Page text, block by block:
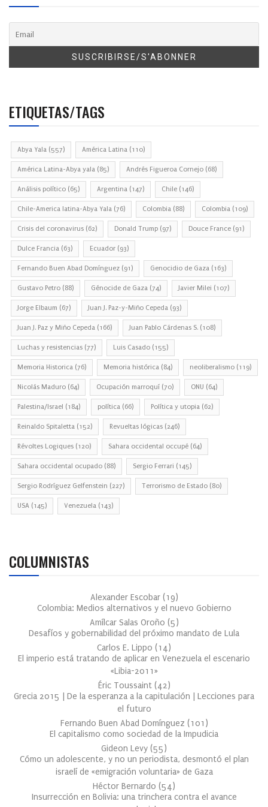
ETIQUETAS/TAGS
Abya Yala (557) América Latina (110)
América Latina-Abya yala (85) Andrés Figueroa Cornejo (68)
Análisis político (65) Argentina (147) Chile (146)
Chile-America latina-Abya Yala (76) Colombia (88) Colombia (109)
Crisis del coronavirus (62) Donald Trump (97) Douce France (91)
Dulce Francia (63) Ecuador (93)
Fernando Buen Abad Domínguez (91) Genocidio de Gaza (163)
Gustavo Petro (88) Génocide de Gaza (74) Javier Milei (107)
Jorge Elbaum (67) Juan J. Paz-y-Miño Cepeda (93)
Juan J. Paz y Miño Cepeda (166) Juan Pablo Cárdenas S. (108)
Luchas y resistencias (77) Luis Casado (155)
Memoria Historica (76) Memoria histórica (84) neoliberalismo (119)
Nicolás Maduro (64) Ocupación marroquí (70) ONU (64)
Palestina/Israel (184) política (66) Política y utopia (62)
Reinaldo Spitaletta (152) Revueltas lógicas (246)
Révoltes Logiques (120) Sahara occidental occupé (64)
Sahara occidental ocupado (88) Sergio Ferrari (145)
Sergio Rodríguez Gelfenstein (227) Terrorismo de Estado (80)
USA (145) Venezuela (143)
COLUMNISTAS
Alexander Escobar (19)
Colombia: Medios alternativos y el nuevo Gobierno
Amílcar Salas Oroño (5)
Desafíos y gobernabilidad del próximo mandato de Lula
Carlos E. Lippo (14)
El imperio está tratando de aplicar en Venezuela el escenario
«Libia-2011»
Éric Toussaint (42)
Grecia 2015 | De la esperanza a la capitulación | Lecciones para
el futuro
Fernando Buen Abad Domínguez (101 )
El capitalismo como sociedad de la Impudicia
Gideon Levy (55)
Cómo un adolescente, y no un periodista, desmontó el plan
israelí de «emigración voluntaria» de Gaza
Héctor Bernardo (54)
Insurrección en Bolivia: una trinchera contra el avance